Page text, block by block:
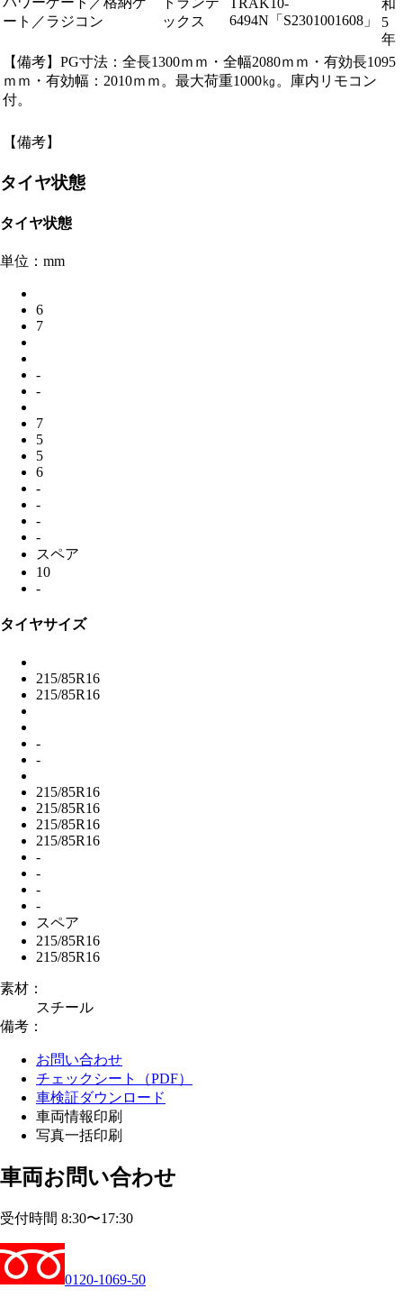
ート／ラジコン
ックス
6494N「S2301001608」
和
5
年
【備考】PG寸法：全長1300ｍｍ・全幅2080ｍｍ・有効長1095
ｍｍ・有効幅：2010ｍｍ。最大荷重1000㎏。庫内リモコン
付。
【備考】
タイヤ状態
タイヤ状態
単位：mm
6
7
-
-
7
5
5
6
-
-
-
-
スペア
10
-
タイヤサイズ
215/85R16
215/85R16
-
-
215/85R16
215/85R16
215/85R16
215/85R16
-
-
-
-
スペア
215/85R16
215/85R16
素材：
スチール
備考：
お問い合わせ
チェックシート（PDF）
車検証ダウンロード
車両情報印刷
写真一括印刷
車両お問い合わせ
受付時間 8:30〜17:30
0120-1069-50